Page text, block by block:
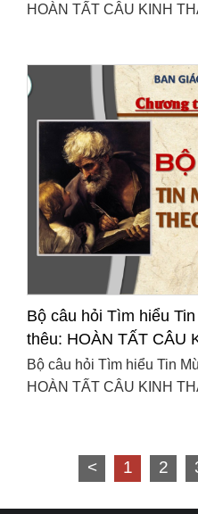
HOÀN TẤT CÂU KINH
Bộ câu hỏi Tìm hiểu
thêu: HOÀN TẤT CÂU
- 100)
Bộ câu hỏi Tìm hiểu Tin
HOÀN TẤT CÂU KINH
< 1 2